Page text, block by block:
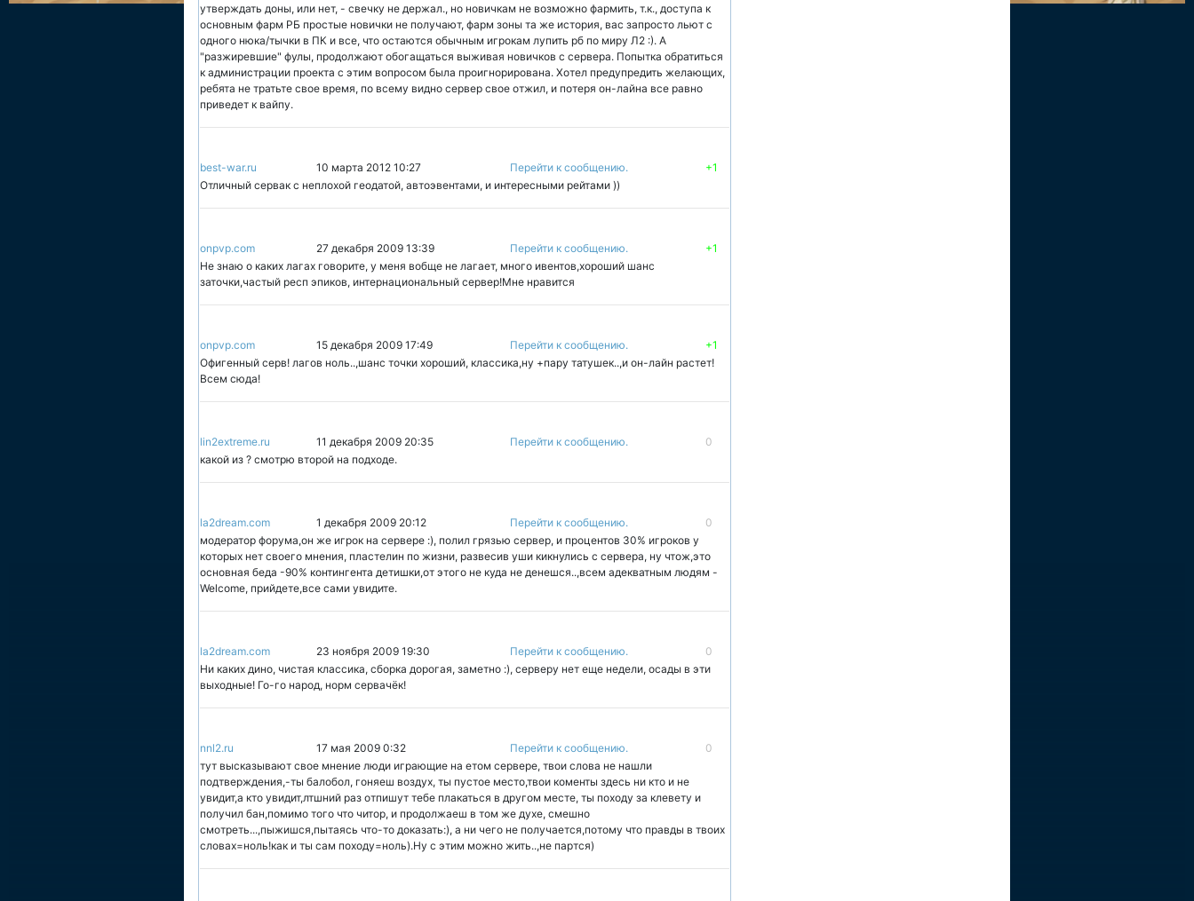
утверждать доны, или нет, - свечку не держал., но новичкам не возможно фармить, т.к., доступа к
основным фарм РБ простые новички не получают, фарм зоны та же история, вас запросто льют с
одного нюка/тычки в ПК и все, что остаются обычным игрокам лупить рб по миру Л2 :). А
"разжиревшие" фулы, продолжают обогащаться выживая новичков с сервера. Попытка обратиться
к администрации проекта с этим вопросом была проигнорирована. Хотел предупредить желающих,
ребята не тратьте свое время, по всему видно сервер свое отжил, и потеря он-лайна все равно
приведет к вайпу.
best-war.ru 10 марта 2012 10:27 Перейти к сообщению.
+1
Отличный сервак с неплохой геодатой, автоэвентами, и интересными рейтами ))
onpvp.com 27 декабря 2009 13:39 Перейти к сообщению.
+1
Не знаю о каких лагах говорите, у меня вобще не лагает, много ивентов,хороший шанс
заточки,частый респ эпиков, интернациональный сервер!Мне нравится
onpvp.com 15 декабря 2009 17:49 Перейти к сообщению.
+1
Офигенный серв! лагов ноль..,шанс точки хороший, классика,ну +пару татушек..,и он-лайн растет!
Всем сюда!
lin2extreme.ru 11 декабря 2009 20:35 Перейти к сообщению.
0
какой из ? смотрю второй на подходе.
la2dream.com 1 декабря 2009 20:12 Перейти к сообщению.
0
модератор форума,он же игрок на сервере :), полил грязью сервер, и процентов 30% игроков у
которых нет своего мнения, пластелин по жизни, развесив уши кикнулись с сервера, ну чтож,это
основная беда -90% контингента детишки,от этого не куда не денешся..,всем адекватным людям -
Welcome, прийдете,все сами увидите.
la2dream.com 23 ноября 2009 19:30 Перейти к сообщению.
0
Ни каких дино, чистая классика, сборка дорогая, заметно :), серверу нет еще недели, осады в эти
выходные! Го-го народ, норм сервачёк!
nnl2.ru 17 мая 2009 0:32 Перейти к сообщению.
0
тут высказывают свое мнение люди играющие на етом сервере, твои слова не нашли
подтверждения,-ты балобол, гоняеш воздух, ты пустое место,твои коменты здесь ни кто и не
увидит,а кто увидит,лтшний раз отпишут тебе плакаться в другом месте, ты походу за клевету и
получил бан,помимо того что читор, и продолжаеш в том же духе, смешно
смотреть...,пыжишся,пытаясь что-то доказать:), а ни чего не получается,потому что правды в твоих
словах=ноль!как и ты сам походу=ноль).Ну с этим можно жить..,не партся)